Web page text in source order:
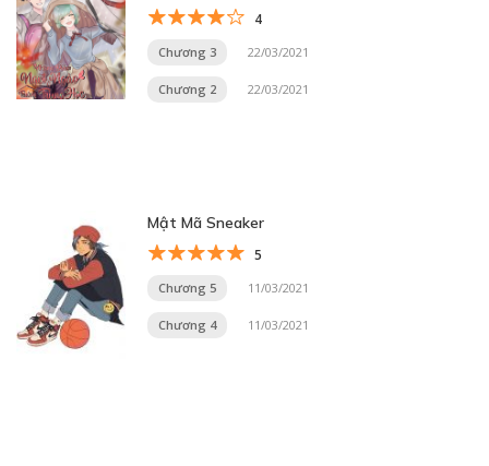
4
Chương 3 22/03/2021
Chương 2 22/03/2021
Mật Mã Sneaker
5
Chương 5 11/03/2021
Chương 4 11/03/2021